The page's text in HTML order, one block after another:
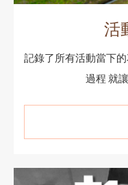
活
記錄了所有活動當下
過程 就